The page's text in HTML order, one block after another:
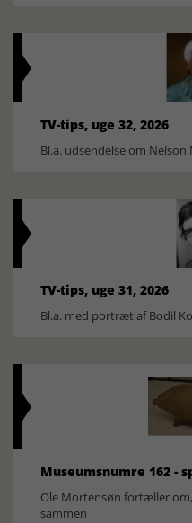
TV-tips, uge 32, 2026
Bl.a. udsendelse om Nelson
TV-tips, uge 31, 2026
Bl.a. med portræt af Bodil
Museumsnumre 162 -
Ole Mortensøn fortæller
sammen